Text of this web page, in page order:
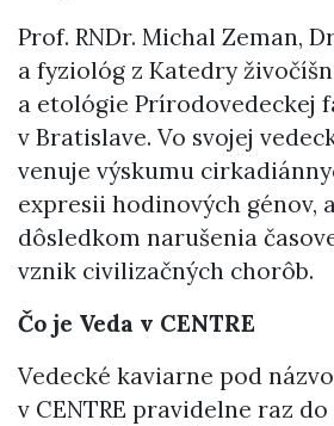
Prof. RNDr. Michal Zeman,
a fyziológ z Katedry
a etológie Prírodovedeckej
v Bratislave. Vo svojej
venuje výskumu
expresii hodinových génov,
dôsledkom narušenia
vznik civilizačných chorôb.
Čo je Veda v CENTRE
Vedecké kaviarne pod
v CENTRE pravidelne raz do